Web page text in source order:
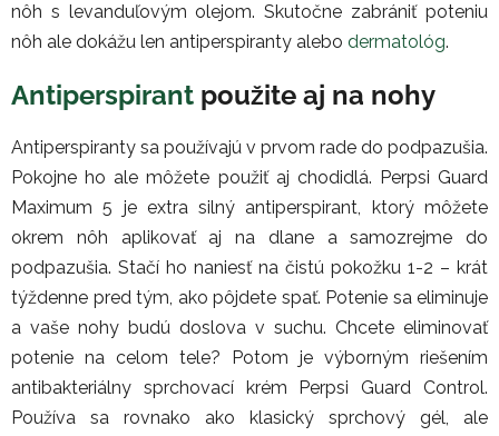
nôh s levanduľovým olejom. Skutočne zabrániť poteniu
nôh ale dokážu len antiperspiranty alebo dermatológ.
Antiperspirant použite aj na nohy
Antiperspiranty sa používajú v prvom rade do podpazušia.
Pokojne ho ale môžete použiť aj chodidlá. Perpsi Guard
Maximum 5 je extra silný antiperspirant, ktorý môžete
okrem nôh aplikovať aj na dlane a samozrejme do
podpazušia. Stačí ho naniesť na čistú pokožku 1-2 – krát
týždenne pred tým, ako pôjdete spať. Potenie sa eliminuje
a vaše nohy budú doslova v suchu. Chcete eliminovať
potenie na celom tele? Potom je výborným riešením
antibakteriálny sprchovací krém Perpsi Guard Control.
Používa sa rovnako ako klasický sprchový gél, ale